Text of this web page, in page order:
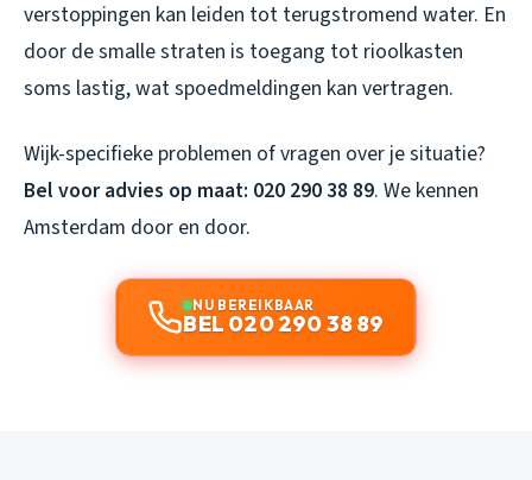
verstoppingen kan leiden tot terugstromend water. En
door de smalle straten is toegang tot rioolkasten
soms lastig, wat spoedmeldingen kan vertragen.
Wijk-specifieke problemen of vragen over je situatie?
Bel voor advies op maat: 020 290 38 89. We kennen
Amsterdam door en door.
NU BEREIKBAAR
BEL 020 290 38 89